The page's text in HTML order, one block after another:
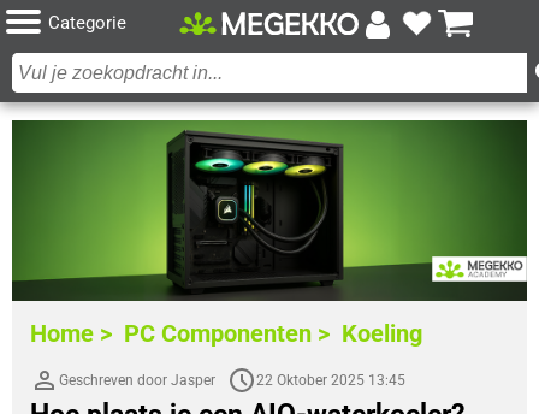
Categorie
Home > PC Componenten > Koeling
Geschreven door Jasper 22 Oktober 2025 13:45